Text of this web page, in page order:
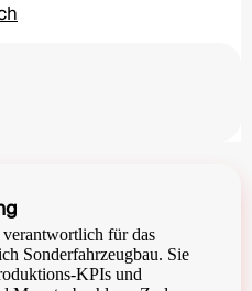
für das
Sonderfahrzeugbau. Sie
KPIs und